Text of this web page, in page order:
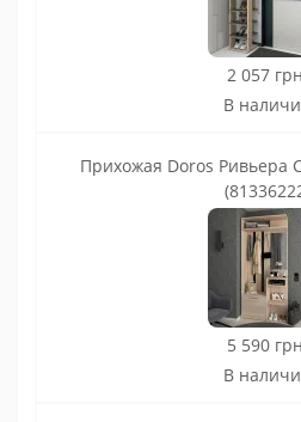
2 057
В
Прихожая Doros Ривьера
5 590
В